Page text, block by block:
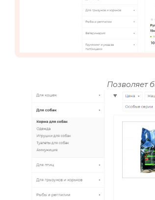
Позволяет